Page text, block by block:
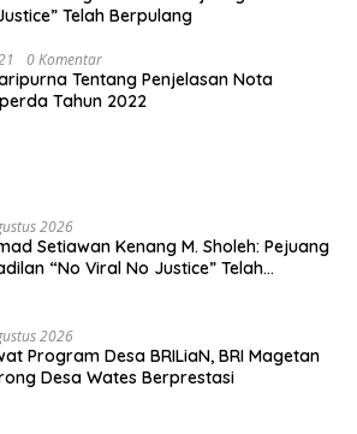
Telah Berpulang
0 Komentar
Tentang Penjelasan Nota
Tahun 2022
2026
Setiawan Kenang M. Sholeh: Pejuang
“No Viral No Justice” Telah
2026
Program Desa BRILiaN, BRI Magetan
Desa Wates Berprestasi